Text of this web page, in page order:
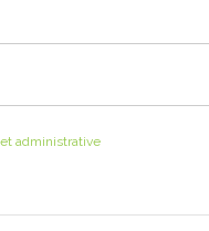
administrative